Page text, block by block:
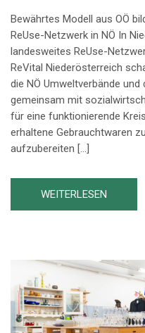
Bewährtes Modell aus OÖ
ReUse-Netzwerk in NÖ In
landesweites ReUse-
ReVital Niederösterreich
die NÖ Umweltverbände
gemeinsam mit
für eine funktionierende
erhaltene Gebrauchtwaren
aufzubereiten […]
WEITERLESEN